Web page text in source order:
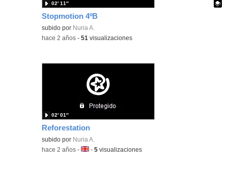
Stopmotion 4ºB
Contenido educativo.
subido por Nuria A.
02′ 11″
-hace 2 años -51 visualizaciones
Reforestation
subido por Nuria A.
02′ 01″
-hace 2 años -Idioma:
-5 visualizaciones